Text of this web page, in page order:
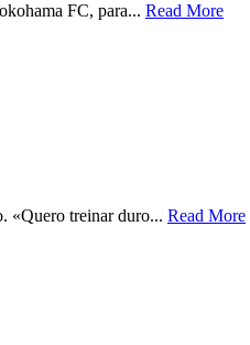
FC, para... Read More
«Quero treinar duro... Read More